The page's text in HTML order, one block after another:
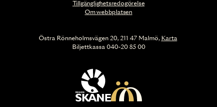
Tillgänglighetsredogörelse
Om webbplatsen
Östra Rönneholmsvägen 20, 211 47 Malmö, Karta
Biljettkassa 040-20 85 00